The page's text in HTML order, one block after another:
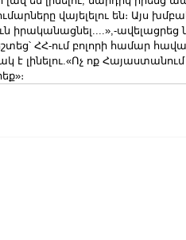
վայելելու են։ Այս
իրականացնել....»,-ավելացրեց
ՀՀ-ում բոլորի համար
է լինելու.«Ոչ ոք Հայաստանում